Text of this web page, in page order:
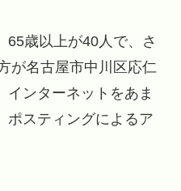
65歳以上が40人で、さ
が名古屋市中川区応仁
インターネットをあま
ポスティングによるア